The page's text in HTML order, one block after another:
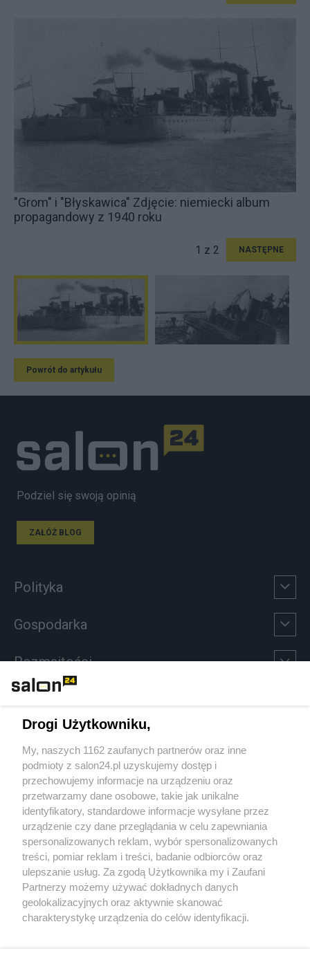
"Grom" i "Błyskawica" Zdjęcie: niemiecki album
propagandowy z 1940 roku
1 z 2 NASTĘPNE
Powrót do artykułu
Podziel się swoją opinią
ZAŁÓŻ BLOG
Polityka
Gospodarka
Rozmaitości
Sport
Społeczeństwo
Kultura
X Facebook Instagram Youtube
Drogi Użytkowniku,
My, naszych 1162 zaufanych partnerów oraz inne
podmioty z salon24.pl uzyskujemy dostęp i
przechowujemy informacje na urządzeniu oraz
przetwarzamy dane osobowe, takie jak unikalne
identyfikatory, standardowe informacje wysyłane przez
urządzenie czy dane przeglądania w celu zapewniania
spersonalizowanych reklam, wybór spersonalizowanych
treści, pomiar reklam i treści, badanie odbiorców oraz
ulepszanie usług. Za zgodą Użytkownika my i Zaufani
Partnerzy możemy używać dokładnych danych
geolokalizacyjnych oraz aktywnie skanować
charakterystykę urządzenia do celów identyfikacji.